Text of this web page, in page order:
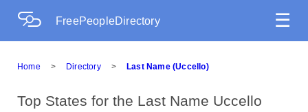
FreePeopleDirectory ☰
Home > Directory > Last Name (Uccello)
Top States for the Last Name Uccello